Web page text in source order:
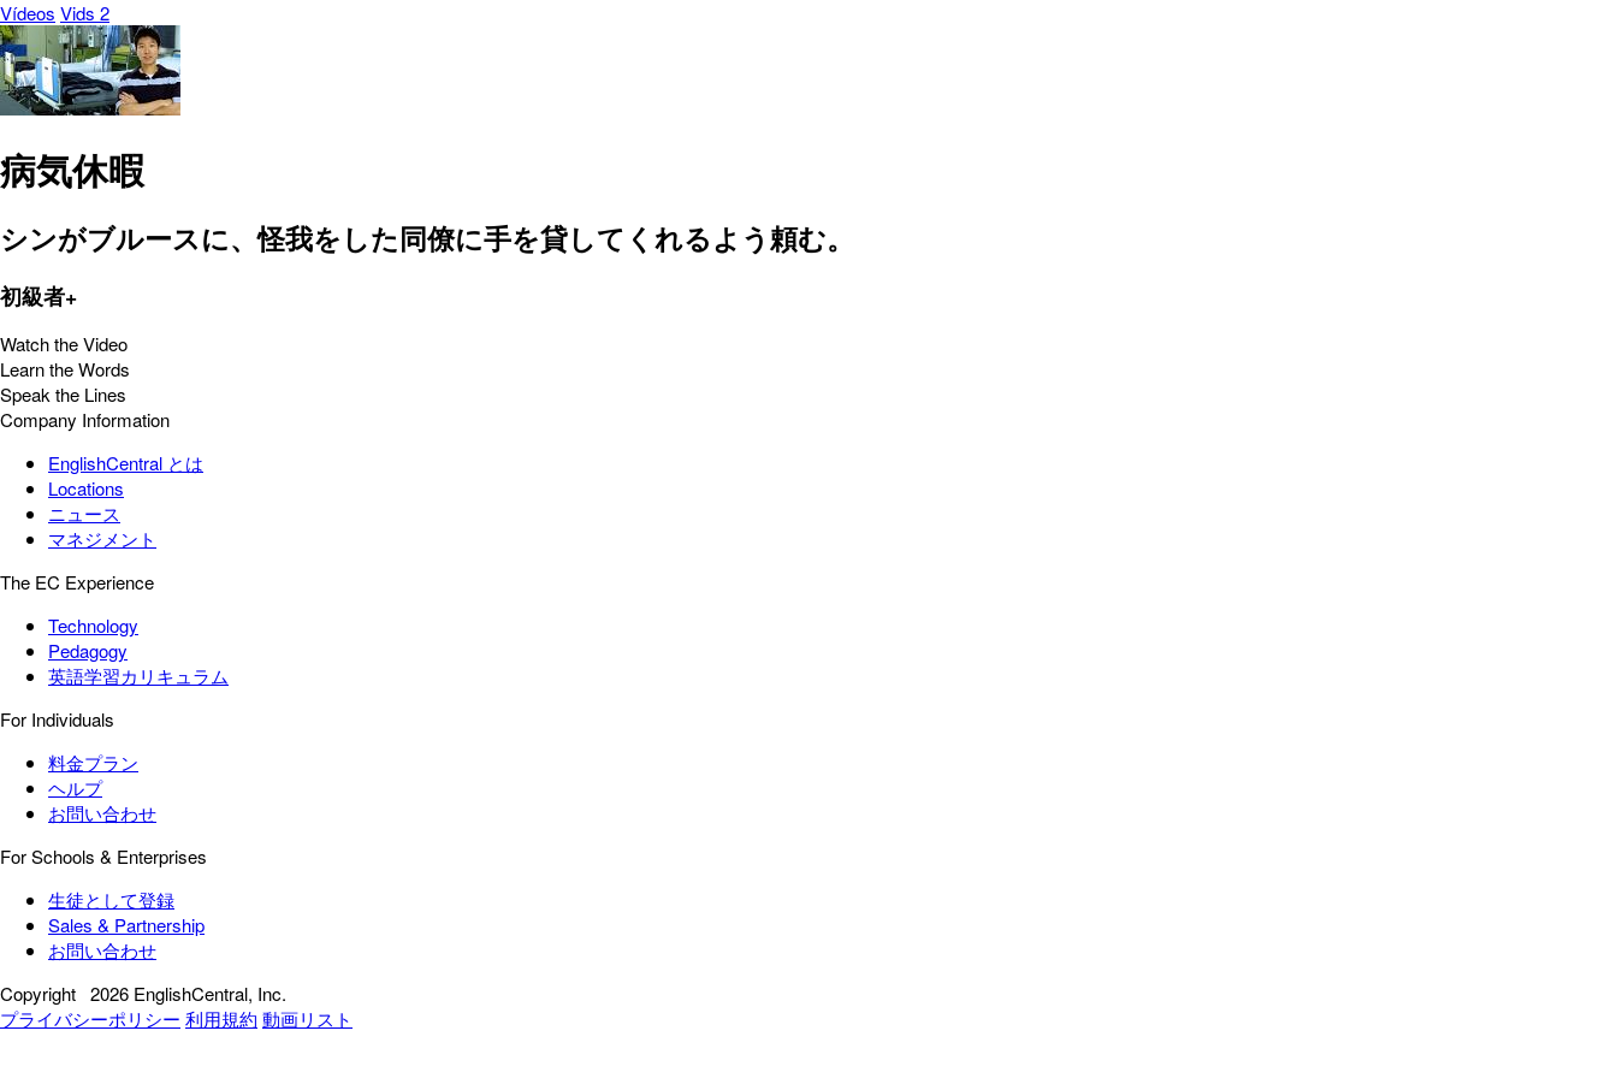
Vídeos Vids 2
病気休暇
シンがブルースに、怪我をした同僚に手を貸してくれるよう頼む。
初級者+
Watch the Video
Learn the Words
Speak the Lines
Company Information
EnglishCentral とは
Locations
ニュース
マネジメント
The EC Experience
Technology
Pedagogy
英語学習カリキュラム
For Individuals
料金プラン
ヘルプ
お問い合わせ
For Schools & Enterprises
生徒として登録
Sales & Partnership
お問い合わせ
Copyright 2026 EnglishCentral, Inc.
プライバシーポリシー 利用規約 動画リスト